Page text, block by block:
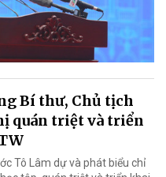
Bí thư, Chủ tịch
quán triệt và triển
Tô Lâm dự và phát biểu chỉ